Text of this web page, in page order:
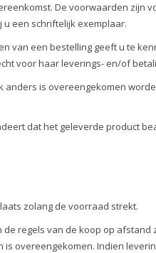
De voorwaarden zijn
een schriftelijk exemplaar.
van een bestelling geeft u te
voor haar leverings- en/of
anders is overeengekomen
dat het geleverde product
zolang de voorraad strekt.
de regels van de koop op
is overeengekomen. Indien